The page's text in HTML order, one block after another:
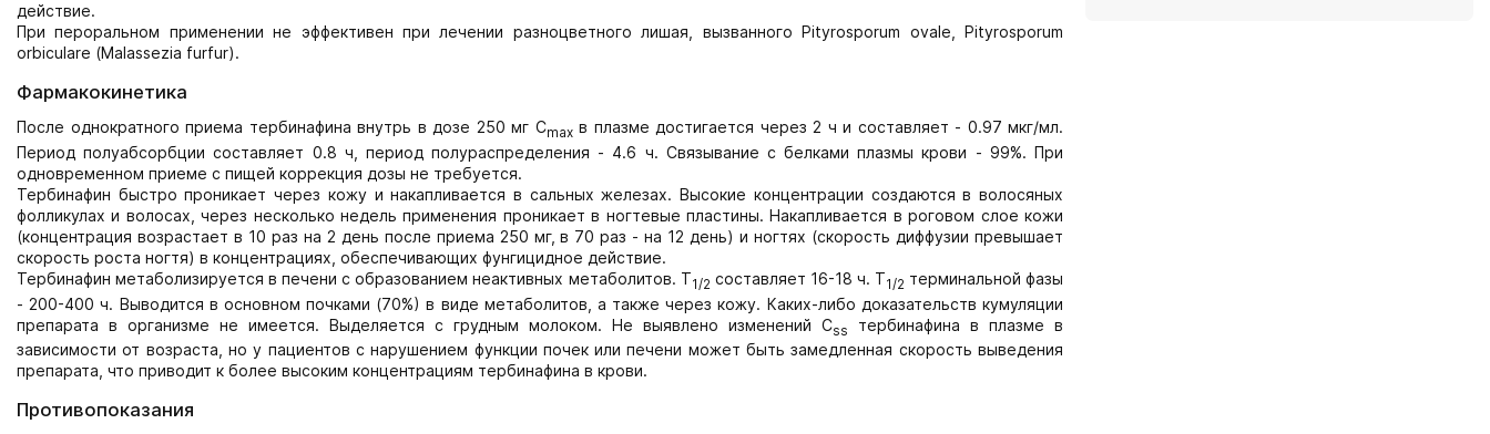
действие.
При пероральном применении не эффективен при лечении разноцветного лишая, вызванного Pityrosporum ovale, Pityrosporum
orbiculare (Malassezia furfur).
Фармакокинетика
После однократного приема тербинафина внутрь в дозе 250 мг Cmaxв плазме достигается через 2 ч и составляет - 0.97 мкг/мл.
Период полуабсорбции составляет 0.8 ч, период полураспределения - 4.6 ч. Связывание с белками плазмы крови - 99%. При
одновременном приеме с пищей коррекция дозы не требуется.
Тербинафин быстро проникает через кожу и накапливается в сальных железах. Высокие концентрации создаются в волосяных
фолликулах и волосах, через несколько недель применения проникает в ногтевые пластины. Накапливается в роговом слое кожи
(концентрация возрастает в 10 раз на 2 день после приема 250 мг, в 70 раз - на 12 день) и ногтях (скорость диффузии превышает
скорость роста ногтя) в концентрациях, обеспечивающих фунгицидное действие.
Тербинафин метаболизируется в печени с образованием неактивных метаболитов. T1/2 составляет 16-18 ч. T1/2 терминальной фазы
- 200-400 ч. Выводится в основном почками (70%) в виде метаболитов, а также через кожу. Каких-либо доказательств кумуляции
препарата в организме не имеется. Выделяется с грудным молоком. Не выявлено изменений Css
тербинафина в плазме в
зависимости от возраста, но у пациентов с нарушением функции почек или печени может быть замедленная скорость выведения
препарата, что приводит к более высоким концентрациям тербинафина в крови.
Противопоказания